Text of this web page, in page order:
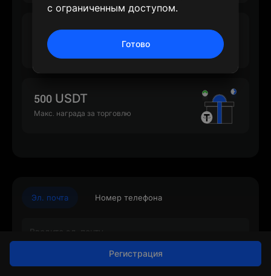
500 USDT
Макс. награда за депозит
500 USDT
Макс. награда за торговлю
Эл. почта Номер телефона
с ограниченным доступом.
Готово
Регистрация